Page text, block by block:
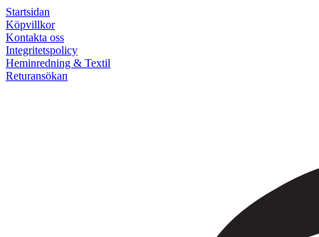
Startsidan
Köpvillkor
Kontakta oss
Integritetspolicy
Heminredning & Textil
Returansökan